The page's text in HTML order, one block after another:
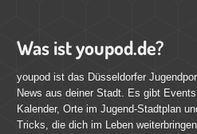
Was ist youpod.de?
youpod ist das Düsseldorfer
News aus deiner Stadt. Es gibt
Kalender, Orte im Jugend-Stadtplan
Tricks, die dich im Leben